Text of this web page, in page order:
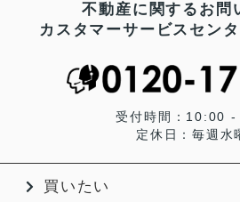
不動産に関するお問
カスタマーサービスセン
受付時間：10:00
定休日：毎週水
買いたい